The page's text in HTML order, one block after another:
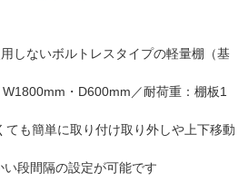
しないボルトレスタイプの軽量棚（基
・D600mm／耐荷重：棚板1
ても簡単に取り付け取り外しや上下移動
段間隔の設定が可能です